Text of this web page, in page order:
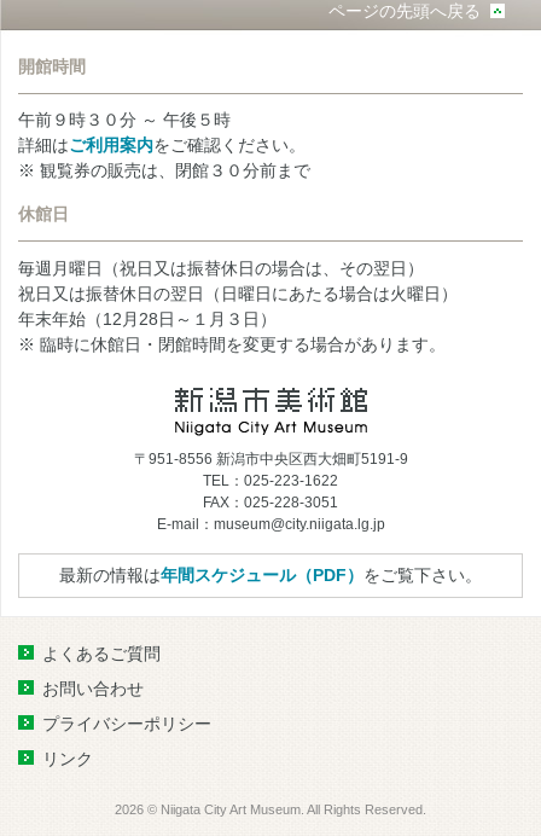
ページの先頭へ戻る
開館時間
午前９時３０分 ～ 午後５時
詳細はご利用案内をご確認ください。
※ 観覧券の販売は、閉館３０分前まで
休館日
毎週月曜日（祝日又は振替休日の場合は、その翌日）
祝日又は振替休日の翌日（日曜日にあたる場合は火曜日）
年末年始（12月28日～１月３日）
※ 臨時に休館日・閉館時間を変更する場合があります。
〒951-8556 新潟市中央区西大畑町5191-9
TEL：025-223-1622
FAX：025-228-3051
E-mail：museum@city.niigata.lg.jp
最新の情報は年間スケジュール（PDF） をご覧下さい。
よくあるご質問
お問い合わせ
プライバシーポリシー
リンク
2026 © Niigata City Art Museum. All Rights Reserved.